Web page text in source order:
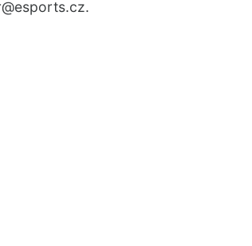
@esports.cz.